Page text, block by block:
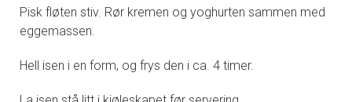
Pisk fløten stiv. Rør kremen og yoghurten sammen med
eggemassen.
Hell isen i en form, og frys den i ca. 4 timer.